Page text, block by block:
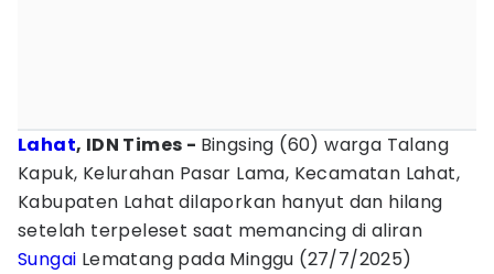
Lahat, IDN Times - Bingsing (60) warga Talang
Kapuk, Kelurahan Pasar Lama, Kecamatan Lahat,
Kabupaten Lahat dilaporkan hanyut dan hilang
setelah terpeleset saat memancing di aliran
Sungai Lematang pada Minggu (27/7/2025)